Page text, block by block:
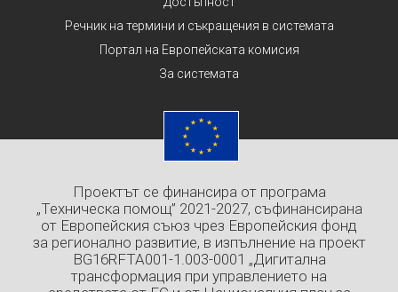
Речник на термини и съкращения в системата
Портал на Европейската комисия
За системата
Проектът се финансира от програма
„Техническа помощ” 2021-2027, съфинансирана
от Европейския съюз чрез Европейския фонд
за регионално развитие, в изпълнение на проект
BG16RFTA001-1.003-0001 „Дигитална
трансформация при управлението на